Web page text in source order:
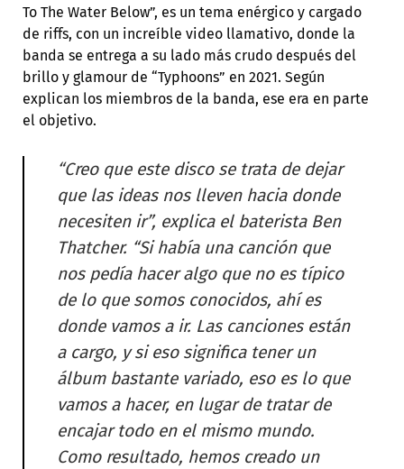
To The Water Below”, es un tema enérgico y cargado
de riffs, con un increíble video llamativo, donde la
banda se entrega a su lado más crudo después del
brillo y glamour de “Typhoons” en 2021. Según
explican los miembros de la banda, ese era en parte
el objetivo.
“Creo que este disco se trata de dejar
que las ideas nos lleven hacia donde
necesiten ir”, explica el baterista Ben
Thatcher. “Si había una canción que
nos pedía hacer algo que no es típico
de lo que somos conocidos, ahí es
donde vamos a ir. Las canciones están
a cargo, y si eso significa tener un
álbum bastante variado, eso es lo que
vamos a hacer, en lugar de tratar de
encajar todo en el mismo mundo.
Como resultado, hemos creado un